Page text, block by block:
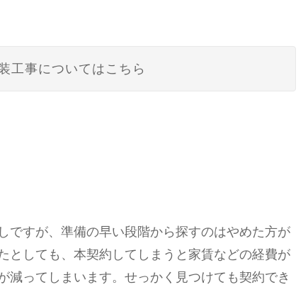
工事についてはこちら
すが、準備の早い段階から探すのはやめた方が
としても、本契約してしまうと家賃などの経費が
減ってしまいます。せっかく見つけても契約でき